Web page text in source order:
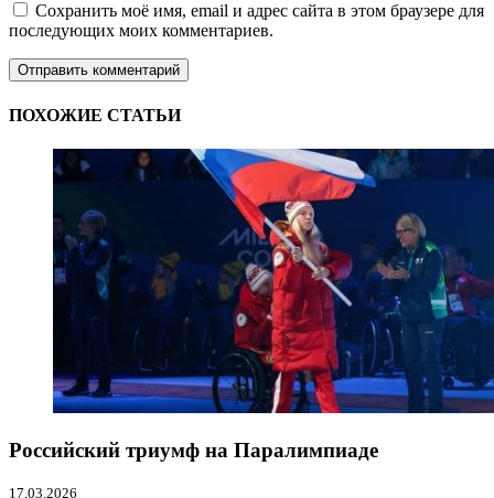
Сохранить моё имя, email и адрес сайта в этом браузере для
последующих моих комментариев.
ПОХОЖИЕ СТАТЬИ
Российский триумф на Паралимпиаде
17.03.2026